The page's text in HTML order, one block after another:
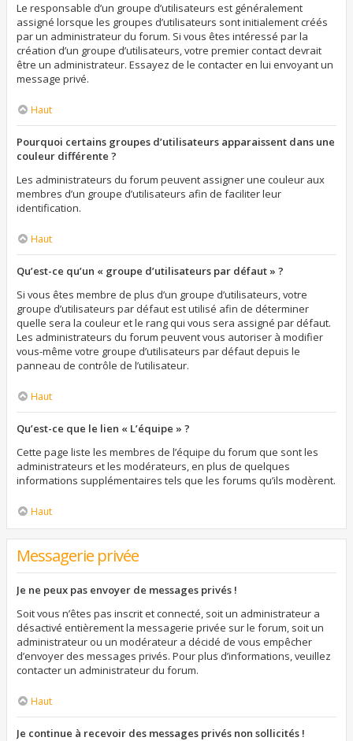
Le responsable d’un groupe d’utilisateurs est généralement
assigné lorsque les groupes d’utilisateurs sont initialement créés
par un administrateur du forum. Si vous êtes intéressé par la
création d’un groupe d’utilisateurs, votre premier contact devrait
être un administrateur. Essayez de le contacter en lui envoyant un
message privé.
Haut
Pourquoi certains groupes d’utilisateurs apparaissent dans une
couleur différente ?
Les administrateurs du forum peuvent assigner une couleur aux
membres d’un groupe d’utilisateurs afin de faciliter leur
identification.
Haut
Qu’est-ce qu’un « groupe d’utilisateurs par défaut » ?
Si vous êtes membre de plus d’un groupe d’utilisateurs, votre
groupe d’utilisateurs par défaut est utilisé afin de déterminer
quelle sera la couleur et le rang qui vous sera assigné par défaut.
Les administrateurs du forum peuvent vous autoriser à modifier
vous-même votre groupe d’utilisateurs par défaut depuis le
panneau de contrôle de l’utilisateur.
Haut
Qu’est-ce que le lien « L’équipe » ?
Cette page liste les membres de l’équipe du forum que sont les
administrateurs et les modérateurs, en plus de quelques
informations supplémentaires tels que les forums qu’ils modèrent.
Haut
Messagerie privée
Je ne peux pas envoyer de messages privés !
Soit vous n’êtes pas inscrit et connecté, soit un administrateur a
désactivé entièrement la messagerie privée sur le forum, soit un
administrateur ou un modérateur a décidé de vous empêcher
d’envoyer des messages privés. Pour plus d’informations, veuillez
contacter un administrateur du forum.
Haut
Je continue à recevoir des messages privés non sollicités !